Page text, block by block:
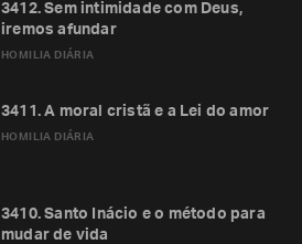
HOMILIA DIÁRIA
3412. Sem intimidade com Deus,
iremos afundar
HOMILIA DIÁRIA
3411. A moral cristã e a Lei do amor
3410. Santo Inácio e o método para
mudar de vida